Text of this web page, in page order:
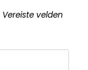
Vereiste velden